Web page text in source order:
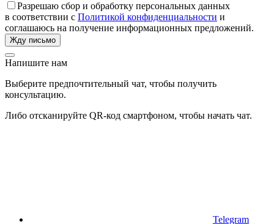
Разрешаю сбор и обработку персональных данных
в соответствии с Политикой конфиденциальности и
соглашаюсь на получение информационных предложений.
Напишите нам
Выберите предпочтительный чат, чтобы получить
консультацию.
Либо отсканируйте QR-код смартфоном, чтобы начать чат.
Telegram